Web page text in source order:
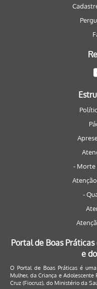
- Morte
-
Portal de Boas
e
O Portal de Boas Práticas é
Mulher, da Criança e Adolescente
Cruz (Fiocruz), do Ministério da